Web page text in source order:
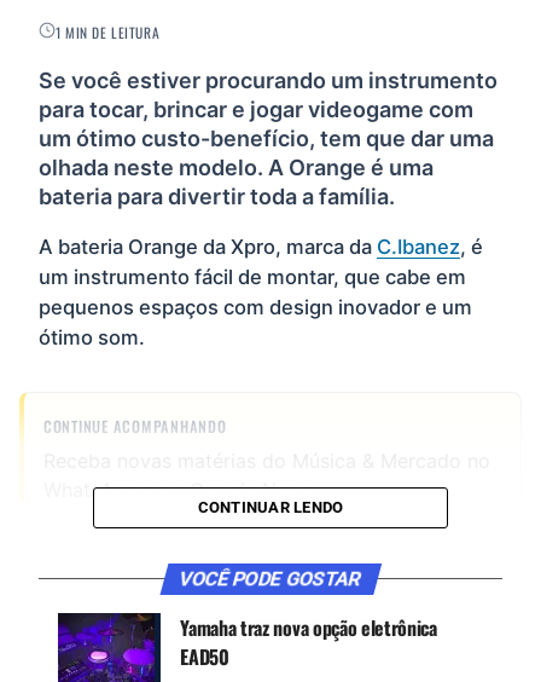
1 MIN DE LEITURA
Se você estiver procurando um instrumento
para tocar, brincar e jogar videogame com
um ótimo custo-benefício, tem que dar uma
olhada neste modelo. A Orange é uma
bateria para divertir toda a família.
A bateria Orange da Xpro, marca da C.Ibanez, é
um instrumento fácil de montar, que cabe em
pequenos espaços com design inovador e um
ótimo som.
CONTINUE ACOMPANHANDO
WhatsApp e no Google News.
Google News
CONTINUAR LENDO
VOCÊ PODE GOSTAR
Yamaha traz nova opção eletrônica
EAD50